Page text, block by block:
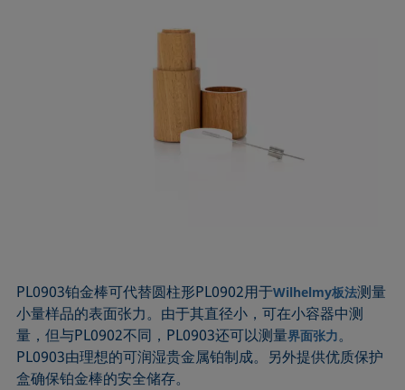
PL0903铂金棒可代替圆柱形PL0902用于Wilhelmy板法测量
小量样品的表面张力。由于其直径小，可在小容器中测
量，但与PL0902不同，PL0903还可以测量界面张力。
PL0903由理想的可润湿贵金属铂制成。另外提供优质保护
盒确保铂金棒的安全储存。